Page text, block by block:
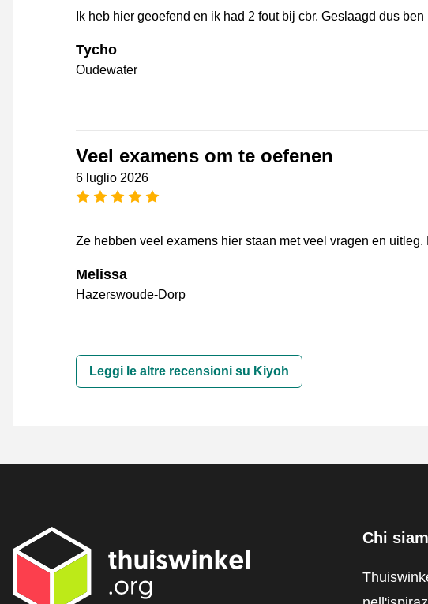
Ik heb hier geoefend en ik had 2 fout bij cbr. Geslaagd dus
Tycho
Oudewater
Veel examens om te oefenen
6 luglio 2026
[_General:NumberOfStarsPluralFormat]
Ze hebben veel examens hier staan met veel vragen en
Melissa
Hazerswoude-Dorp
Leggi le altre recensioni su Kiyoh
Chi